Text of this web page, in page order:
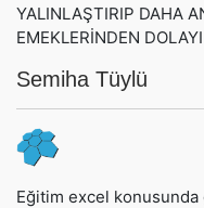
YALINLAŞTIRIP DAHA
EMEKLERİNDEN
Semiha Tüylü
Eğitim excel